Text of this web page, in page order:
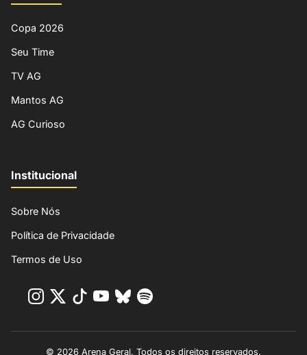
Copa 2026
Seu Time
TV AG
Mantos AG
AG Curioso
Institucional
Sobre Nós
Política de Privacidade
Termos de Uso
© 2026 Arena Geral. Todos os direitos reservados.